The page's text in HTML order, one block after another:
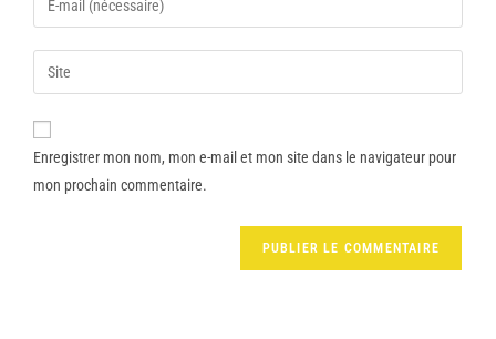
Enregistrer mon nom, mon e-mail et mon site dans le navigateur pour
mon prochain commentaire.